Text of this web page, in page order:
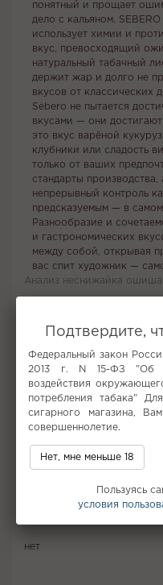
понятный и прощает
дело с кальяном.
использует химии и
вкус, превосходящий
натуральный табачный
держит жар и долго не
вкусов от классических
Sebero не пытается
вкусами — они
это вкус варёной
клубники или сладость
только от ваших
стандарты
непрерывный контроль
предсказуемым — в
Разнообразие и
и гастрономических
между собой, открывая
вас спит художник —
Анализ неснижайка ошиша
Популярное
Big Maks Табак Eleon
Smoant Charon Baby
Coffee-
Tabu Team
Табак для
Описание
Отзывы (0)
нет
Подтвердите,
Федеральный закон
2013 г. N 15-ФЗ "Об
воздействия
потребления табака"
сигарного магазина,
совершеннолетие.
Нет, мне меньше 18
Пользуясь
условия